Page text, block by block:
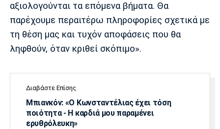
Μάντσεστερ
Σίτι
Γιουβέντους
Ίντερ Μίλαν Μπάγερν
αξιολογούνται τα επόμενα βήματα. Θα
παρέχουμε περαιτέρω πληροφορίες σχετικά με
τη θέση μας και τυχόν αποφάσεις που θα
ληφθούν, όταν κριθεί σκόπιμο».
Διαβάστε Επίσης
Μπιανκόν: «Ο Κωνσταντέλιας έχει τόση
ποιότητα - Η καρδιά μου παραμένει
ερυθρόλευκη»